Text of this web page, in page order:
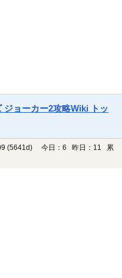
ジョーカー2攻略Wiki トッ
(5641d)
今日：6 昨日：11 累